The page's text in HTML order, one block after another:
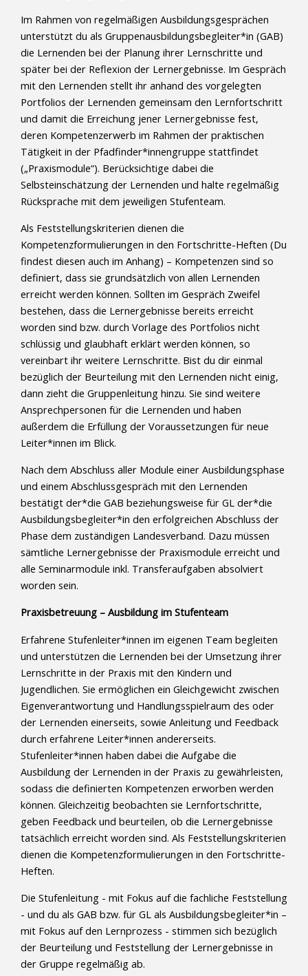
Im Rahmen von regelmäßigen Ausbildungsgesprächen
unterstützt du als Gruppenausbildungsbegleiter*in (GAB)
die Lernenden bei der Planung ihrer Lernschritte und
später bei der Reflexion der Lernergebnisse. Im Gespräch
mit den Lernenden stellt ihr anhand des vorgelegten
Portfolios der Lernenden gemeinsam den Lernfortschritt
und damit die Erreichung jener Lernergebnisse fest,
deren Kompetenzerwerb im Rahmen der praktischen
Tätigkeit in der Pfadfinder*innengruppe stattfindet
(„Praxismodule“). Berücksichtige dabei die
Selbsteinschätzung der Lernenden und halte regelmäßig
Rücksprache mit dem jeweiligen Stufenteam.
Als Feststellungskriterien dienen die
Kompetenzformulierungen in den Fortschritte-Heften (Du
findest diesen auch im Anhang) – Kompetenzen sind so
definiert, dass sie grundsätzlich von allen Lernenden
erreicht werden können. Sollten im Gespräch Zweifel
bestehen, dass die Lernergebnisse bereits erreicht
worden sind bzw. durch Vorlage des Portfolios nicht
schlüssig und glaubhaft erklärt werden können, so
vereinbart ihr weitere Lernschritte. Bist du dir einmal
bezüglich der Beurteilung mit den Lernenden nicht einig,
dann zieht die Gruppenleitung hinzu. Sie sind weitere
Ansprechpersonen für die Lernenden und haben
außerdem die Erfüllung der Voraussetzungen für neue
Leiter*innen im Blick.
Nach dem Abschluss aller Module einer Ausbildungsphase
und einem Abschlussgespräch mit den Lernenden
bestätigt der*die GAB beziehungsweise für GL der*die
Ausbildungsbegleiter*in den erfolgreichen Abschluss der
Phase dem zuständigen Landesverband. Dazu müssen
sämtliche Lernergebnisse der Praxismodule erreicht und
alle Seminarmodule inkl. Transferaufgaben absolviert
worden sein.
Praxisbetreuung – Ausbildung im Stufenteam
Erfahrene Stufenleiter*innen im eigenen Team begleiten
und unterstützen die Lernenden bei der Umsetzung ihrer
Lernschritte in der Praxis mit den Kindern und
Jugendlichen. Sie ermöglichen ein Gleichgewicht zwischen
Eigenverantwortung und Handlungsspielraum des oder
der Lernenden einerseits, sowie Anleitung und Feedback
durch erfahrene Leiter*innen andererseits.
Stufenleiter*innen haben dabei die Aufgabe die
Ausbildung der Lernenden in der Praxis zu gewährleisten,
sodass die definierten Kompetenzen erworben werden
können. Gleichzeitig beobachten sie Lernfortschritte,
geben Feedback und beurteilen, ob die Lernergebnisse
tatsächlich erreicht worden sind. Als Feststellungskriterien
dienen die Kompetenzformulierungen in den Fortschritte-
Heften.
Die Stufenleitung - mit Fokus auf die fachliche Feststellung
- und du als GAB bzw. für GL als Ausbildungsbegleiter*in –
mit Fokus auf den Lernprozess - stimmen sich bezüglich
der Beurteilung und Feststellung der Lernergebnisse in
der Gruppe regelmäßig ab.